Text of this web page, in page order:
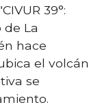
39°:
La
hace
el volcán
se